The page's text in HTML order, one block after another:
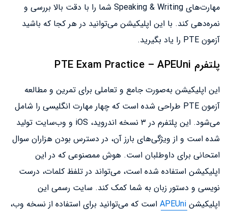
مهارت‌های Speaking & Writing شما را با دقت بالا بررسی و
نمره‌دهی کند. با این اپلیکیشن می‌توانید در هر کجا که باشید
آزمون PTE را یاد بگیرید.
پلتفرم PTE Exam Practice – APEUni
این اپلیکیشن به‌صورت جامع و تعاملی برای تمرین و مطالعه
آزمون PTE طراحی شده است که چهار مهارت انگلیسی را شامل
می‌شود. این پلتفرم در ۳ نسخه اندروید، iOS و وب‌سایت تولید
شده است و از ویژگی‌های بارز آن، در دسترس بودن هزاران سوال
امتحانی برای داوطلبان است. هوش ممصنوعی که در این
اپلیکیشن استفاده شده است، می‌تواند در تلفظ کلمات، درست
نویسی و دستور زبان به شما کمک کند. سایت رسمی این
اپلیکیشن APEUni است که می‌توانید برای استفاده از نسخه وب،